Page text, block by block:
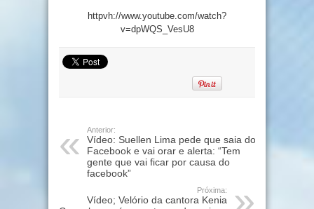
httpvh://www.youtube.com/watch?
v=dpWQS_VesU8
Anterior:
Vídeo: Suellen Lima pede que saia do
Facebook e vai orar e alerta: “Tem
gente que vai ficar por causa do
facebook”
Próxima:
Vídeo; Velório da cantora Kenia